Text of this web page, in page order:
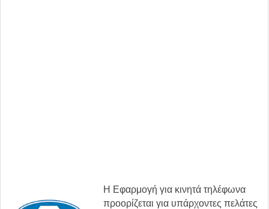
Η Εφαρμογή για κινητά τηλέφωνα
προορίζεται για υπάρχοντες πελάτες